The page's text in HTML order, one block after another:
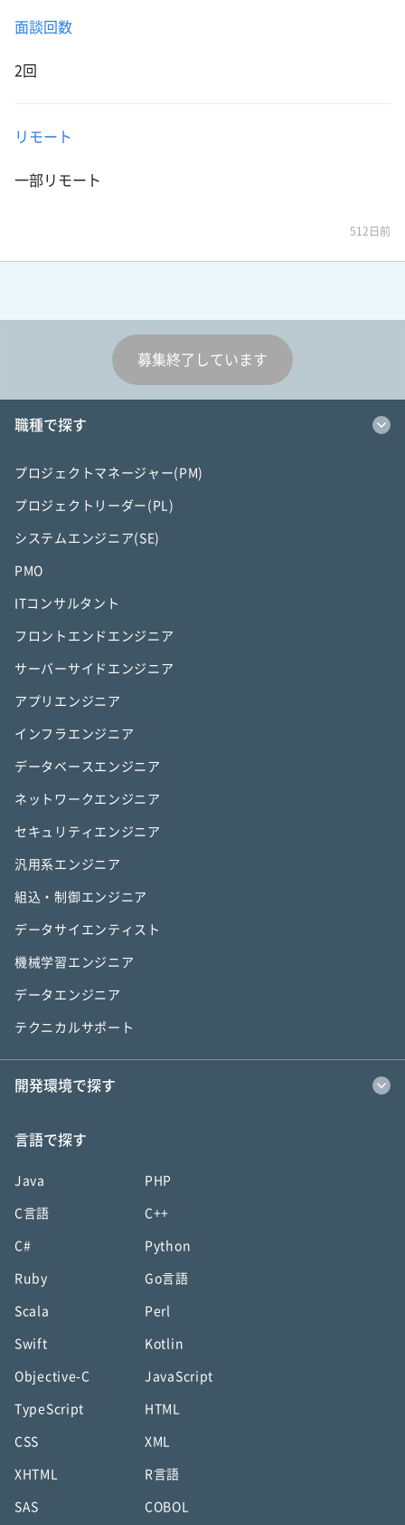
面談回数
2回
リモート
一部リモート
512日前
募集終了しています
職種で探す
プロジェクトマネージャー(PM)
プロジェクトリーダー(PL)
システムエンジニア(SE)
PMO
ITコンサルタント
フロントエンドエンジニア
サーバーサイドエンジニア
アプリエンジニア
インフラエンジニア
データベースエンジニア
ネットワークエンジニア
セキュリティエンジニア
汎用系エンジニア
組込・制御エンジニア
データサイエンティスト
機械学習エンジニア
データエンジニア
テクニカルサポート
開発環境で探す
言語で探す
Java PHP
C言語 C++
C# Python
Ruby Go言語
Scala Perl
Swift Kotlin
Objective-C JavaScript
TypeScript HTML
CSS XML
XHTML R言語
SAS COBOL